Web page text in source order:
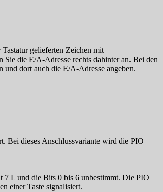
gelieferten Zeichen mit
die E/A-Adresse rechts dahinter an. Bei den
und dort auch die E/A-Adresse angeben.
Bei dieses Anschlussvariante wird die PIO
7 L und die Bits 0 bis 6 unbestimmt. Die PIO
einer Taste signalisiert.